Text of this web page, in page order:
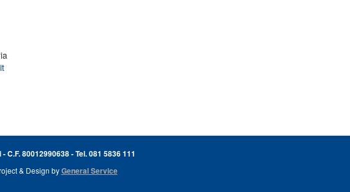
80012990638 - Tel. 081 5836 111
& Design byGeneral Service